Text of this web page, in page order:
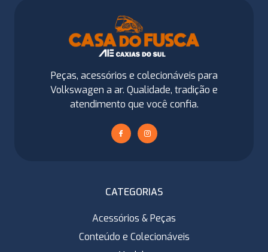
Peças, acessórios e colecionáveis para
Volkswagen a ar. Qualidade, tradição e
atendimento que você confia.
CATEGORIAS
Acessórios & Peças
Conteúdo e Colecionáveis